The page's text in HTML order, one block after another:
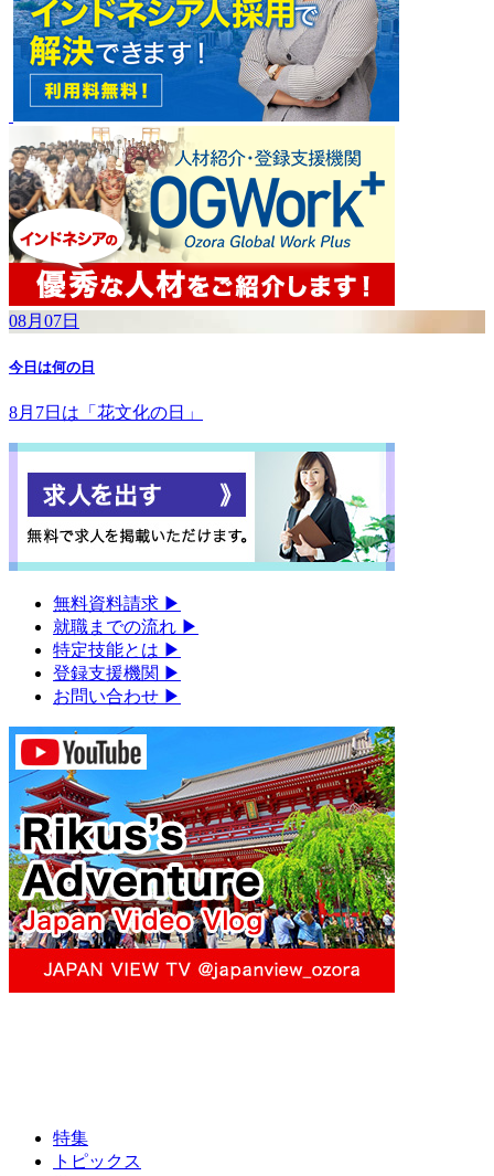
08月07日
今日は何の日
8月7日は「花文化の日」
無料資料請求 ▶︎
就職までの流れ ▶︎
特定技能とは ▶︎
登録支援機関 ▶︎
お問い合わせ ▶︎
特集
トピックス